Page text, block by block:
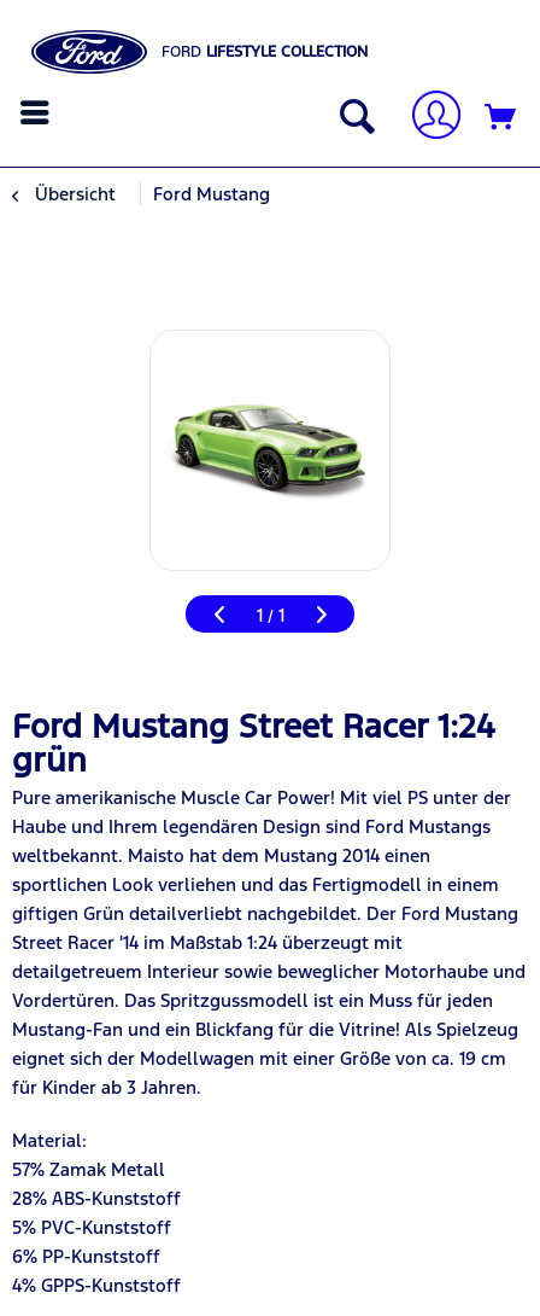
FORD LIFESTYLE COLLECTION
Übersicht Ford Mustang
1 / 1
Ford Mustang Street Racer 1:24
grün
Pure amerikanische Muscle Car Power! Mit viel PS unter der
Haube und Ihrem legendären Design sind Ford Mustangs
weltbekannt. Maisto hat dem Mustang 2014 einen
sportlichen Look verliehen und das Fertigmodell in einem
giftigen Grün detailverliebt nachgebildet. Der Ford Mustang
Street Racer '14 im Maßstab 1:24 überzeugt mit
detailgetreuem Interieur sowie beweglicher Motorhaube und
Vordertüren. Das Spritzgussmodell ist ein Muss für jeden
Mustang-Fan und ein Blickfang für die Vitrine! Als Spielzeug
eignet sich der Modellwagen mit einer Größe von ca. 19 cm
für Kinder ab 3 Jahren.
Material:
57% Zamak Metall
28% ABS-Kunststoff
5% PVC-Kunststoff
6% PP-Kunststoff
4% GPPS-Kunststoff